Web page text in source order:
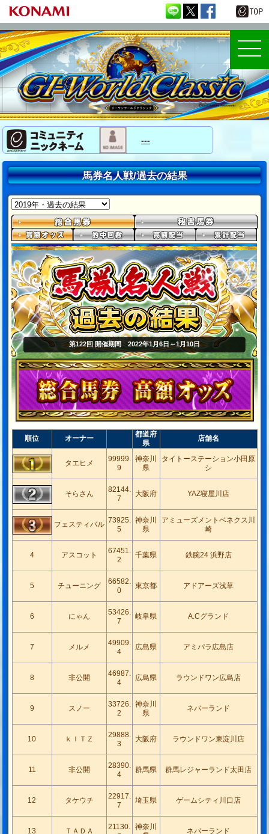
---
馬券名人戦/過去の結果
第122回 開催期間 2022年1月6日～1月10日
順位 オーナー
都道府
県
店舗名
タエヒメ
99999.
9
神奈川
県
タイトーステーション小田原
シ
そらさん
82144.
7
大阪府 YAZ寝屋川店
フェスティバル 73925.
5
神奈川
県
アミューズメントベネクス川
崎
4 アスコット
67451.
2
千葉県 鉄腕24 浜野店
5 チューニング
66582.
0
東京都 アドアーズ浅草
6 にゃん
53426.
7
岐阜県 A.Cグランド
7 メルメ
49909.
4
広島県 アミパラ広島店
8 非公開
46987.
4
広島県 ラウンドワン広島店
9 スノー
33726.
2
神奈川
県
ネバーランド
10 ｋＩＴＺ
29888.
3
大阪府 ラウンドワン東淀川店
11 非公開
28390.
4
群馬県 群馬レジャーランド太田店
12 タケウチ
22917.
7
埼玉県 ゲームシティ川口店
13 ＴＡＤＡ
21130. 神奈川
ネバーランド